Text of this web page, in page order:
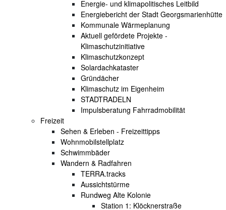
Energie- und klimapolitisches Leitbild
Energiebericht der Stadt Georgsmarienhütte
Kommunale Wärmeplanung
Aktuell gefördete Projekte -
Klimaschutzinitiative
Klimaschutzkonzept
Solardachkataster
Gründächer
Klimaschutz im Eigenheim
STADTRADELN
Impulsberatung Fahrradmobilität
Freizeit
Sehen & Erleben - Freizeittipps
Wohnmobilstellplatz
Schwimmbäder
Wandern & Radfahren
TERRA.tracks
Aussichtstürme
Rundweg Alte Kolonie
Station 1: Klöcknerstraße